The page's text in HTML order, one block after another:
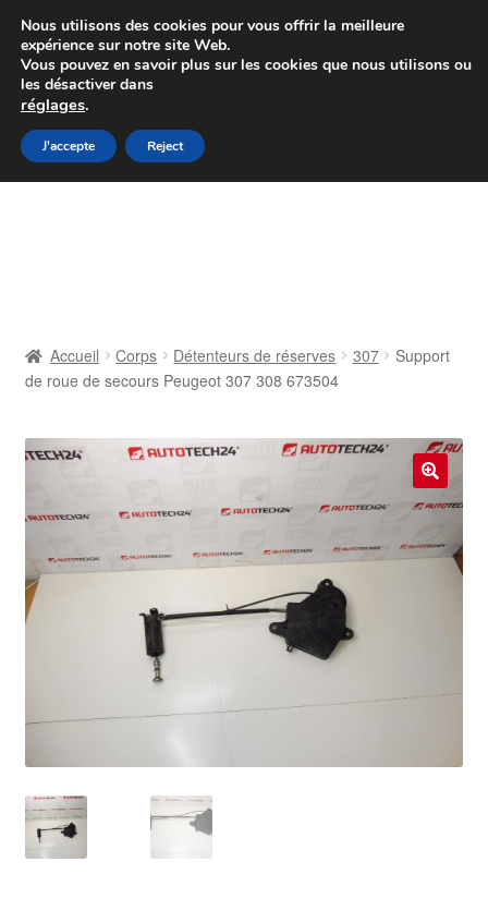
Colissimo livraison à partir de 7 EUR
Du lundi au vendredi de 9 h à 16 h
Aller
à
Aller
au
Contact
Livraison
Mon compte
Paiements
Plainte
Politique de confidentialité
Procédure de Réclamation
Accueil Corps Détenteurs de réserves 307
Support
de roue de secours Peugeot 307 308 673504
🔍
Nous utilisons des cookies pour vous offrir la meilleure
expérience sur notre site Web.
Vous pouvez en savoir plus sur les cookies que nous utilisons ou
les désactiver dans
réglages.
J'accepte Reject